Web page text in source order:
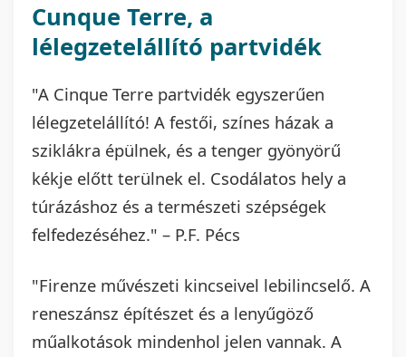
Cunque Terre, a
lélegzetelállító partvidék
"A Cinque Terre partvidék egyszerűen
lélegzetelállító! A festői, színes házak a
sziklákra épülnek, és a tenger gyönyörű
kékje előtt terülnek el. Csodálatos hely a
túrázáshoz és a természeti szépségek
felfedezéséhez." – P.F. Pécs
"Firenze művészeti kincseivel lebilincselő. A
reneszánsz építészet és a lenyűgöző
műalkotások mindenhol jelen vannak. A